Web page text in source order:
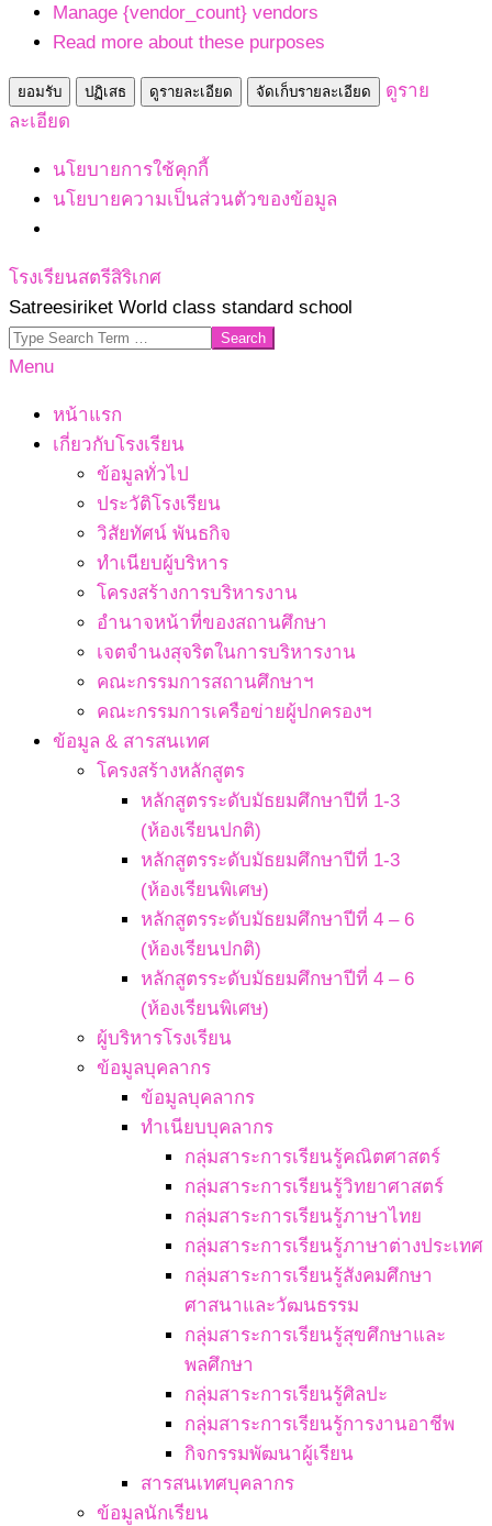
Manage {vendor_count} vendors
Read more about these purposes
ยอมรับ ปฏิเสธ ดูรายละเอียด จัดเก็บรายละเอียด
ดูราย
ละเอียด
นโยบายการใช้คุกกี้
นโยบายความเป็นส่วนตัวของข้อมูล
Skip
to
content
โรงเรียนสตรีสิริเกศ
Satreesiriket World class standard school
Search
Primary
Menu
หน้าแรก
เกี่ยวกับโรงเรียน
ข้อมูลทั่วไป
ประวัติโรงเรียน
วิสัยทัศน์ พันธกิจ
ทำเนียบผู้บริหาร
โครงสร้างการบริหารงาน
อำนาจหน้าที่ของสถานศึกษา
เจตจํานงสุจริตในการบริหารงาน
คณะกรรมการสถานศึกษาฯ
คณะกรรมการเครือข่ายผู้ปกครองฯ
ข้อมูล & สารสนเทศ
โครงสร้างหลักสูตร
หลักสูตรระดับมัธยมศึกษาปีที่ 1-3
(ห้องเรียนปกติ)
หลักสูตรระดับมัธยมศึกษาปีที่ 1-3
(ห้องเรียนพิเศษ)
หลักสูตรระดับมัธยมศึกษาปีที่ 4 – 6
(ห้องเรียนปกติ)
หลักสูตรระดับมัธยมศึกษาปีที่ 4 – 6
(ห้องเรียนพิเศษ)
ผู้บริหารโรงเรียน
ข้อมูลบุคลากร
ข้อมูลบุคลากร
ทำเนียบบุคลากร
กลุ่มสาระการเรียนรู้คณิตศาสตร์
กลุ่มสาระการเรียนรู้วิทยาศาสตร์
กลุ่มสาระการเรียนรู้ภาษาไทย
กลุ่มสาระการเรียนรู้ภาษาต่างประเทศ
กลุ่มสาระการเรียนรู้สังคมศึกษา
ศาสนาและวัฒนธรรม
กลุ่มสาระการเรียนรู้สุขศึกษาและ
พลศึกษา
กลุ่มสาระการเรียนรู้ศิลปะ
กลุ่มสาระการเรียนรู้การงานอาชีพ
กิจกรรมพัฒนาผู้เรียน
สารสนเทศบุคลากร
ข้อมูลนักเรียน